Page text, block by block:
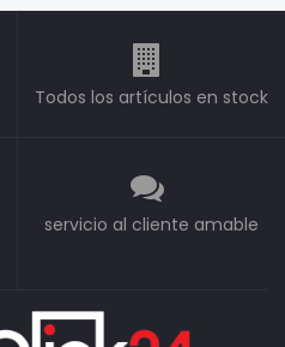
Todos los artículos en stock
servicio al cliente amable